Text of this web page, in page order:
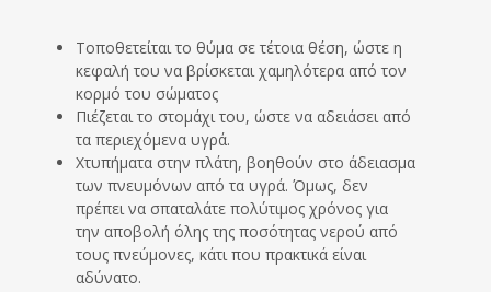
Τοποθετείται το θύμα σε τέτοια θέση, ώστε η
κεφαλή του να βρίσκεται χαμηλότερα από τον
κορμό του σώματος
Πιέζεται το στομάχι του, ώστε να αδειάσει από
τα περιεχόμενα υγρά.
Χτυπήματα στην πλάτη, βοηθούν στο άδειασμα
των πνευμόνων από τα υγρά. Όμως, δεν
πρέπει να σπαταλάτε πολύτιμος χρόνος για
την αποβολή όλης της ποσότητας νερού από
τους πνεύμονες, κάτι που πρακτικά είναι
αδύνατο.